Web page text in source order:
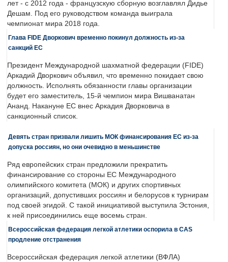
лет - с 2012 года - французскую сборную возглавлял Дидье
Дешам. Под его руководством команда выиграла
чемпионат мира 2018 года.
Глава FIDE Дворкович временно покинул должность из-за
санкций ЕС
Президент Международной шахматной федерации (FIDE)
Аркадий Дворкович объявил, что временно покидает свою
должность. Исполнять обязанности главы организации
будет его заместитель, 15-й чемпион мира Вишванатан
Ананд. Накануне ЕС внес Аркадия Дворковича в
санкционный список.
Девять стран призвали лишить МОК финансирования ЕС из-за
допуска россиян, но они очевидно в меньшинстве
Ряд европейских стран предложили прекратить
финансирование со стороны ЕС Международного
олимпийского комитета (МОК) и других спортивных
организаций, допустивших россиян и белорусов к турнирам
под своей эгидой. С такой инициативой выступила Эстония,
к ней присоединились еще восемь стран.
Всероссийская федерация легкой атлетики оспорила в CAS
продление отстранения
Всероссийская федерация легкой атлетики (ВФЛА)